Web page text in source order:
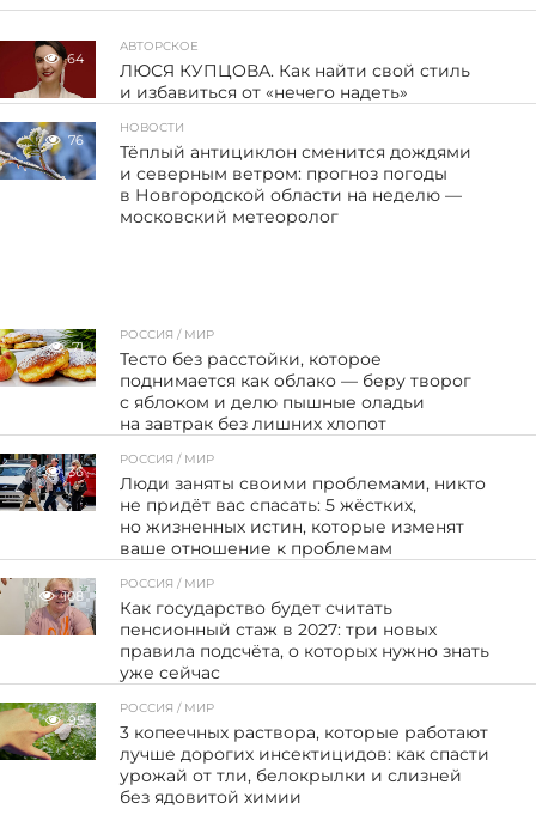
64
АВТОРСКОЕ
ЛЮСЯ КУПЦОВА. Как найти свой стиль
и избавиться от «нечего надеть»
76
НОВОСТИ
Тёплый антициклон сменится дождями
и северным ветром: прогноз погоды
в Новгородской области на неделю —
московский метеоролог
71
РОССИЯ / МИР
Тесто без расстойки, которое
поднимается как облако — беру творог
с яблоком и делю пышные оладьи
на завтрак без лишних хлопот
36
РОССИЯ / МИР
Люди заняты своими проблемами, никто
не придёт вас спасать: 5 жёстких,
но жизненных истин, которые изменят
ваше отношение к проблемам
108
РОССИЯ / МИР
Как государство будет считать
пенсионный стаж в 2027: три новых
правила подсчёта, о которых нужно знать
уже сейчас
95
РОССИЯ / МИР
3 копеечных раствора, которые работают
лучше дорогих инсектицидов: как спасти
урожай от тли, белокрылки и слизней
без ядовитой химии